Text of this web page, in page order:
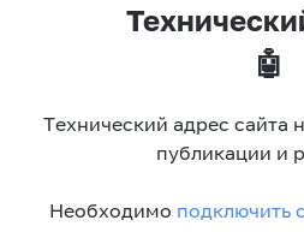
🤖
Технический адрес сайта
публикации и
Необходимо подключить